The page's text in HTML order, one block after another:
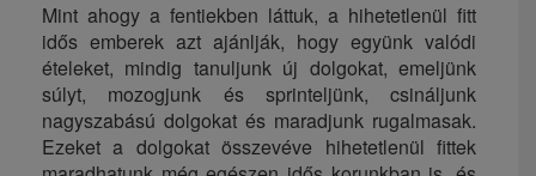
Mint ahogy a fentiekben láttuk, a hihetetlenül fitt
idős emberek azt ajánlják, hogy együnk valódi
ételeket, mindig tanuljunk új dolgokat, emeljünk
súlyt, mozogjunk és sprinteljünk, csináljunk
nagyszabású dolgokat és maradjunk rugalmasak.
Ezeket a dolgokat összevéve hihetetlenül fittek